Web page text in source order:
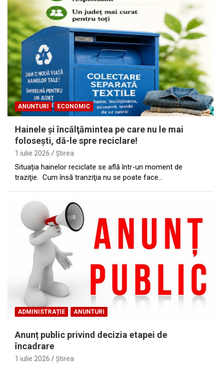
ANUNTURI ECONOMIC
Hainele şi încălţămintea pe care nu le mai
foloseşti, dă-le spre reciclare!
1 iulie 2026 Ştirea
Situația hainelor reciclate se află într-un moment de
traziţie. Cum însă tranziţia nu se poate face…
ADMINISTRAȚIE ANUNTURI
Anunț public privind decizia etapei de
încadrare
1 iulie 2026 Ştirea